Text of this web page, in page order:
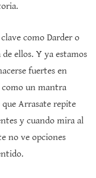
como Darder o
ellos. Y ya estamos
fuertes en
como un mantra
que Arrasate repite
y cuando mira al
no ve opciones